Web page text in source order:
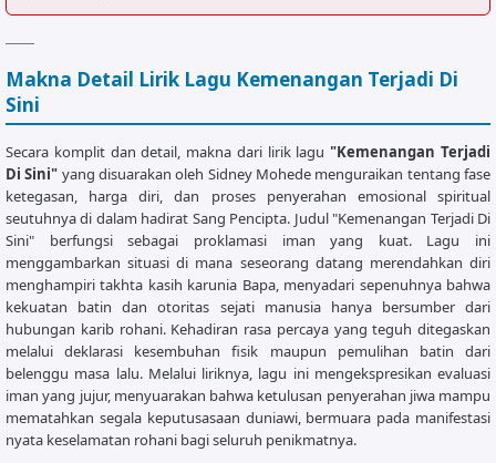
Kuyakin Kau hadir disini
     C             F
Kuyakin Kau nyata di sini
Kemenangan terjadi di sini
[Bridge / Puncak]
F               C
Segnap Jiwaku memujiMu
Am              G
Sungguh besar Kau Yesusku
F               C
Segnap Hatiku menyembahMu
F
Kau Besar... Kau Besar...
Am          G
Kau Besar... Kau Besar...
Makna Detail Lirik Lagu Kemenangan Terjadi Di
Sini
Secara komplit dan detail, makna dari lirik lagu "Kemenangan Terjadi
Di Sini" yang disuarakan oleh Sidney Mohede menguraikan tentang fase
ketegasan, harga diri, dan proses penyerahan emosional spiritual
seutuhnya di dalam hadirat Sang Pencipta. Judul "Kemenangan Terjadi Di
Sini" berfungsi sebagai proklamasi iman yang kuat. Lagu ini
menggambarkan situasi di mana seseorang datang merendahkan diri
menghampiri takhta kasih karunia Bapa, menyadari sepenuhnya bahwa
kekuatan batin dan otoritas sejati manusia hanya bersumber dari
hubungan karib rohani. Kehadiran rasa percaya yang teguh ditegaskan
melalui deklarasi kesembuhan fisik maupun pemulihan batin dari
belenggu masa lalu. Melalui liriknya, lagu ini mengekspresikan evaluasi
iman yang jujur, menyuarakan bahwa ketulusan penyerahan jiwa mampu
mematahkan segala keputusasaan duniawi, bermuara pada manifestasi
nyata keselamatan rohani bagi seluruh penikmatnya.